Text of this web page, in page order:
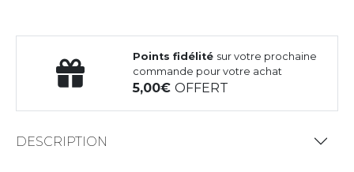
Points fidélité sur votre prochaine
commande pour votre achat
5,00OFFERT
DESCRIPTION